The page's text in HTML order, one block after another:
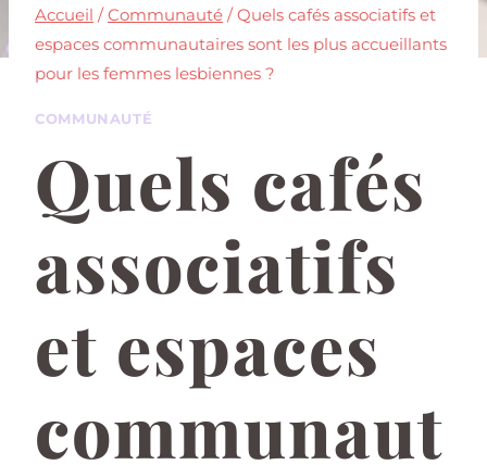
Accueil / Communauté / Quels cafés associatifs et
espaces communautaires sont les plus accueillants
pour les femmes lesbiennes ?
COMMUNAUTÉ
Quels cafés
associatifs
et espaces
communaut